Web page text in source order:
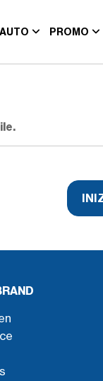
PROMO